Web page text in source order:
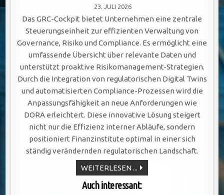
23. JULI 2026
Das GRC-Cockpit bietet Unternehmen eine zentrale
Steuerungseinheit zur effizienten Verwaltung von
Governance, Risiko und Compliance. Es ermöglicht eine
umfassende Übersicht über relevante Daten und
unterstützt proaktive Risikomanagement-Strategien.
Durch die Integration von regulatorischen Digital Twins
und automatisierten Compliance-Prozessen wird die
Anpassungsfähigkeit an neue Anforderungen wie
DORA erleichtert. Diese innovative Lösung steigert
nicht nur die Effizienz interner Abläufe, sondern
positioniert Finanzinstitute optimal in einer sich
ständig verändernden regulatorischen Landschaft.
WEITERLESEN ... GRC-
COCKPIT
&
DORA
Auch interessant: